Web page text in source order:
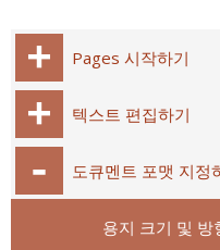
Pages 시작하기
텍스트 편집하기
도큐멘트 포맷 지정
용지 크기 및 방